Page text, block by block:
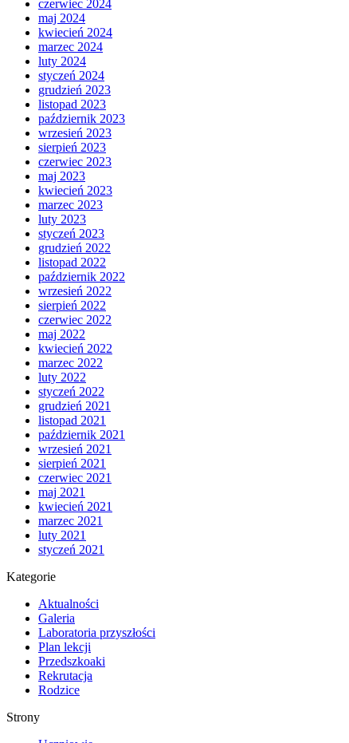
czerwiec 2024
maj 2024
kwiecień 2024
marzec 2024
luty 2024
styczeń 2024
grudzień 2023
listopad 2023
październik 2023
wrzesień 2023
sierpień 2023
czerwiec 2023
maj 2023
kwiecień 2023
marzec 2023
luty 2023
styczeń 2023
grudzień 2022
listopad 2022
październik 2022
wrzesień 2022
sierpień 2022
czerwiec 2022
maj 2022
kwiecień 2022
marzec 2022
luty 2022
styczeń 2022
grudzień 2021
listopad 2021
październik 2021
wrzesień 2021
sierpień 2021
czerwiec 2021
maj 2021
kwiecień 2021
marzec 2021
luty 2021
styczeń 2021
Kategorie
Aktualności
Galeria
Laboratoria przyszłości
Plan lekcji
Przedszkoaki
Rekrutacja
Rodzice
Strony